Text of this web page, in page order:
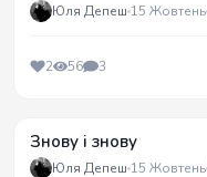
Юля Депеш 15 Жовтень
2 56 3
Знову і знову
Юля Депеш 15 Жовтень